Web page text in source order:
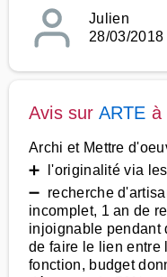
Julien
28/03/2018
Avis sur ARTE à
Archi et Mettre
➕ l'originalité via
➖ recherche
incomplet, 1 an de
injoignable pendant
de faire le lien entre
fonction, budget